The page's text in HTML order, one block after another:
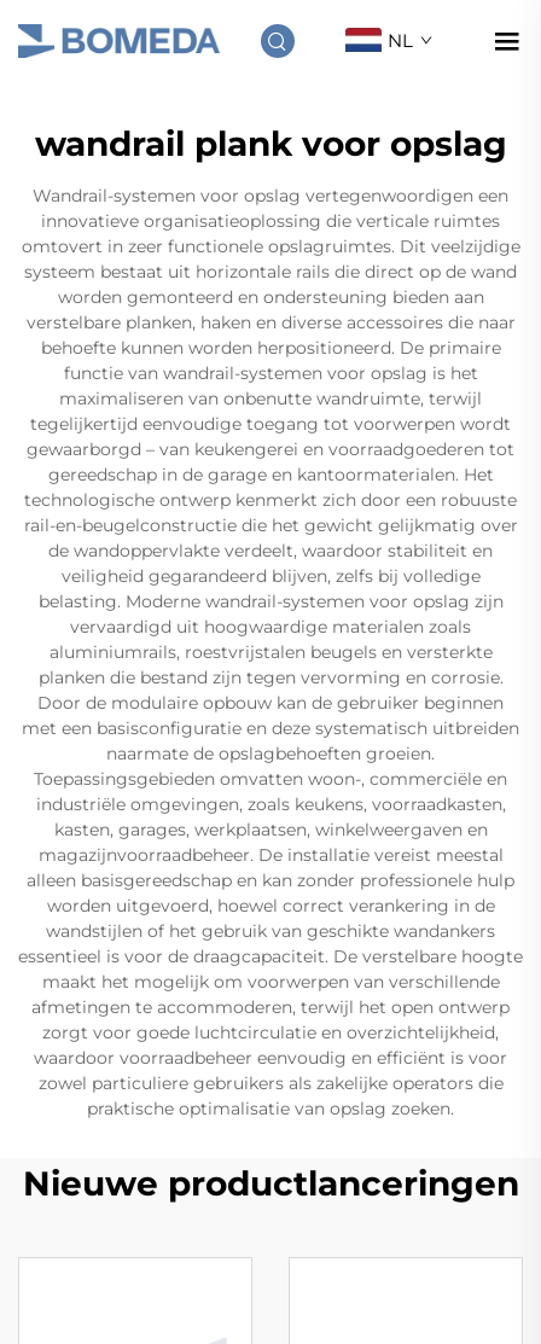
NL
wandrail plank voor opslag
Wandrail-systemen voor opslag vertegenwoordigen een
innovatieve organisatieoplossing die verticale ruimtes
omtovert in zeer functionele opslagruimtes. Dit veelzijdige
systeem bestaat uit horizontale rails die direct op de wand
worden gemonteerd en ondersteuning bieden aan
verstelbare planken, haken en diverse accessoires die naar
behoefte kunnen worden herpositioneerd. De primaire
functie van wandrail-systemen voor opslag is het
maximaliseren van onbenutte wandruimte, terwijl
tegelijkertijd eenvoudige toegang tot voorwerpen wordt
gewaarborgd – van keukengerei en voorraadgoederen tot
gereedschap in de garage en kantoormaterialen. Het
technologische ontwerp kenmerkt zich door een robuuste
rail-en-beugelconstructie die het gewicht gelijkmatig over
de wandoppervlakte verdeelt, waardoor stabiliteit en
veiligheid gegarandeerd blijven, zelfs bij volledige
belasting. Moderne wandrail-systemen voor opslag zijn
vervaardigd uit hoogwaardige materialen zoals
aluminiumrails, roestvrijstalen beugels en versterkte
planken die bestand zijn tegen vervorming en corrosie.
Door de modulaire opbouw kan de gebruiker beginnen
met een basisconfiguratie en deze systematisch uitbreiden
naarmate de opslagbehoeften groeien.
Toepassingsgebieden omvatten woon-, commerciële en
industriële omgevingen, zoals keukens, voorraadkasten,
kasten, garages, werkplaatsen, winkelweergaven en
magazijnvoorraadbeheer. De installatie vereist meestal
alleen basisgereedschap en kan zonder professionele hulp
worden uitgevoerd, hoewel correct verankering in de
wandstijlen of het gebruik van geschikte wandankers
essentieel is voor de draagcapaciteit. De verstelbare hoogte
maakt het mogelijk om voorwerpen van verschillende
afmetingen te accommoderen, terwijl het open ontwerp
zorgt voor goede luchtcirculatie en overzichtelijkheid,
waardoor voorraadbeheer eenvoudig en efficiënt is voor
zowel particuliere gebruikers als zakelijke operators die
praktische optimalisatie van opslag zoeken.
Nieuwe productlanceringen